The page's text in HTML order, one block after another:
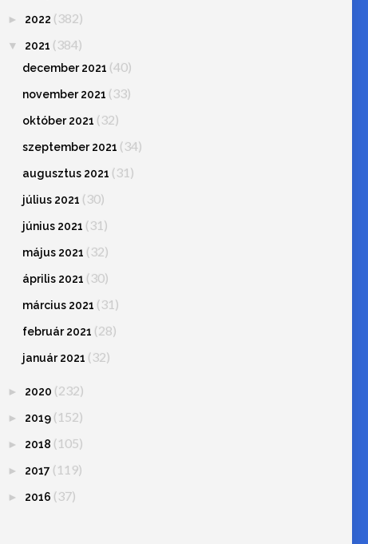
► 2022 (382)
▼ 2021 (384)
december 2021 (40)
november 2021 (33)
október 2021 (32)
szeptember 2021 (34)
augusztus 2021 (31)
július 2021 (30)
június 2021 (31)
május 2021 (32)
április 2021 (30)
március 2021 (31)
február 2021 (28)
január 2021 (32)
► 2020 (232)
► 2019 (152)
► 2018 (105)
► 2017 (119)
► 2016 (37)